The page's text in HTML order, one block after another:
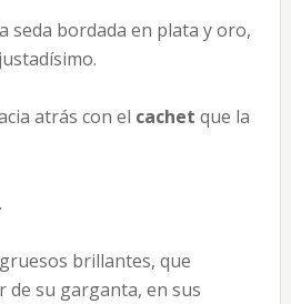
seda bordada en plata y oro,
atrás con el cachet que la
brillantes, que
su garganta, en sus